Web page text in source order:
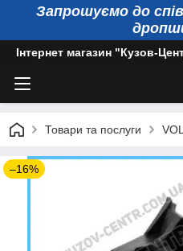
Запрошуємо до
Інтернет магазин "Кузов-
Товари та послуги
–16%